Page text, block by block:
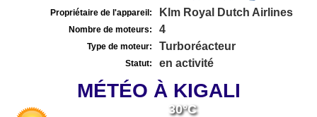
Propriétaire de l'appareil: Klm Royal Dutch Airlines
Nombre de moteurs: 4
Type de moteur: Turboréacteur
Statut: en activité
MÉTÉO À KIGALI
30°C